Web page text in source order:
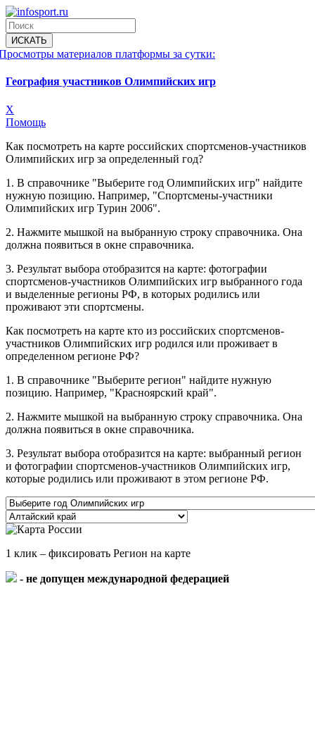
материалов платформы за сутки:
География участников Олимпийских игр
X
Помощь
Как посмотреть на карте российских спортсменов-участников
Олимпийских игр за определенный год?
1. В справочнике "Выберите год Олимпийских игр" найдите
нужную позицию. Например, "Спортсмены-участники
Олимпийских игр Турин 2006".
2. Нажмите мышкой на выбранную строку справочника. Она
должна появиться в окне справочника.
3. Результат выбора отобразится на карте: фотографии
спортсменов-участников Олимпийских игр выбранного года
и выделенные регионы РФ, в которых родились или
проживают эти спортсмены.
Как посмотреть на карте кто из российских спортсменов-
участников Олимпийских игр родился или проживает в
определенном регионе РФ?
1. В справочнике "Выберите регион" найдите нужную
позицию. Например, "Красноярский край".
2. Нажмите мышкой на выбранную строку справочника. Она
должна появиться в окне справочника.
3. Результат выбора отобразится на карте: выбранный регион
и фотографии спортсменов-участников Олимпийских игр,
которые родились или проживают в этом регионе РФ.
1 клик – фиксировать Регион на карте
- не допущен международной федерацией